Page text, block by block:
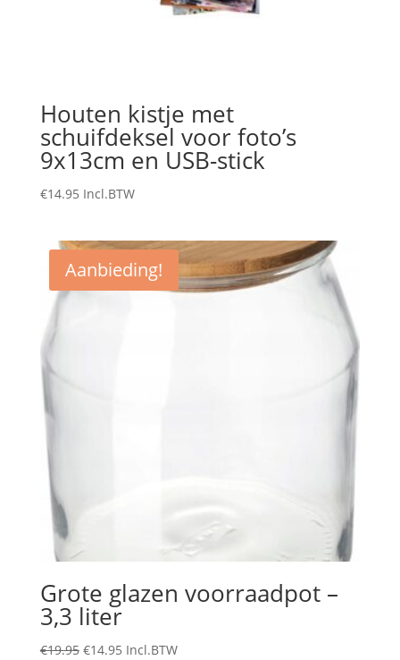
Houten kistje met
schuifdeksel voor foto’s
9x13cm en USB-stick
€14.95 Incl.BTW
Aanbieding!
Grote glazen voorraadpot –
3,3 liter
€19.95 Oorspronkelijke
€14.95Huidige
Incl.BTW